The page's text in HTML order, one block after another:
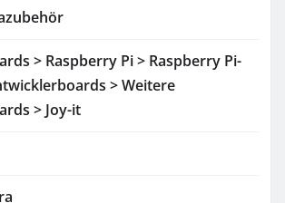
> Raspberry Pi > Raspberry Pi-
> Weitere
> Joy-it